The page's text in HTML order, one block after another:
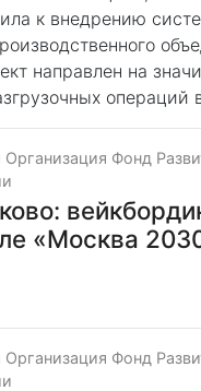
к внедрению
направлен на
операций
Фонд
«Москва
Фонд